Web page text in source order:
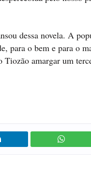
dessa novela. A
para o bem e para o
amargar um